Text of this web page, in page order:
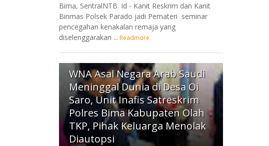
Bima, SentralNTB. Id - Kanit Reskrim dan Kanit
Binmas Polsek Parado jadi Pemateri seminar
pencegahan kenakalan remaja yang
diselenggarakan ... Readmore
7
WNA Asal Negara Arab Saudi
Meninggal Dunia di Desa Oi
Saro, Unit Inafis Satreskrim
Polres Bima Kabupaten Olah
TKP, Pihak Keluarga Menolak
Diautopsi